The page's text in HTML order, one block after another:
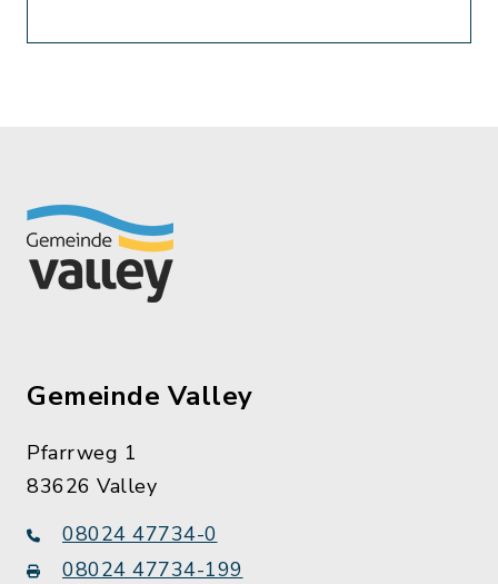
Gemeinde Valley
Pfarrweg 1
83626 Valley
08024 47734-0
08024 47734-199